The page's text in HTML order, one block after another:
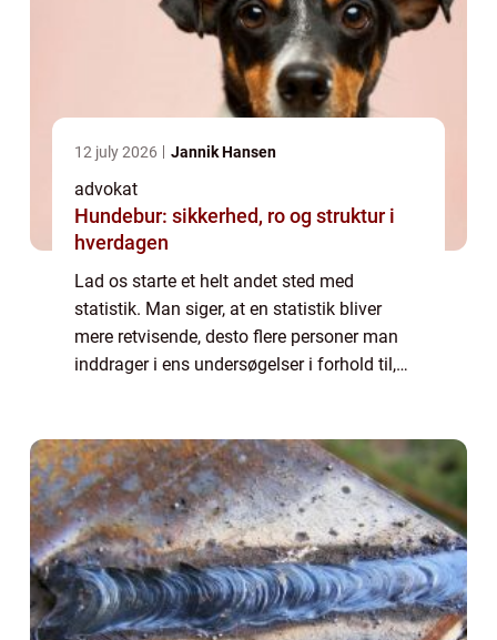
12 july 2026 Jannik Hansen
advokat
Hundebur: sikkerhed, ro og struktur i
hverdagen
Lad os starte et helt andet sted med
statistik. Man siger, at en statistik bliver
mere retvisende, desto flere personer man
inddrager i ens undersøgelser i forhold til,